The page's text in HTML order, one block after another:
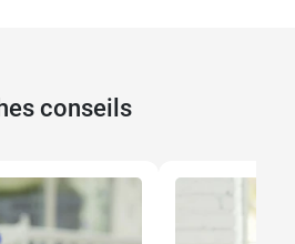
4 CH
conseils